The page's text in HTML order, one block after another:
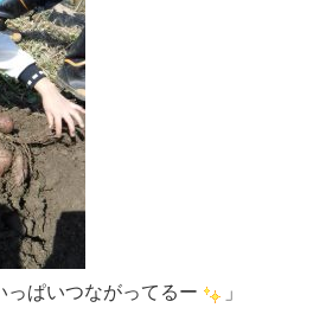
っぱいつながってるー 」